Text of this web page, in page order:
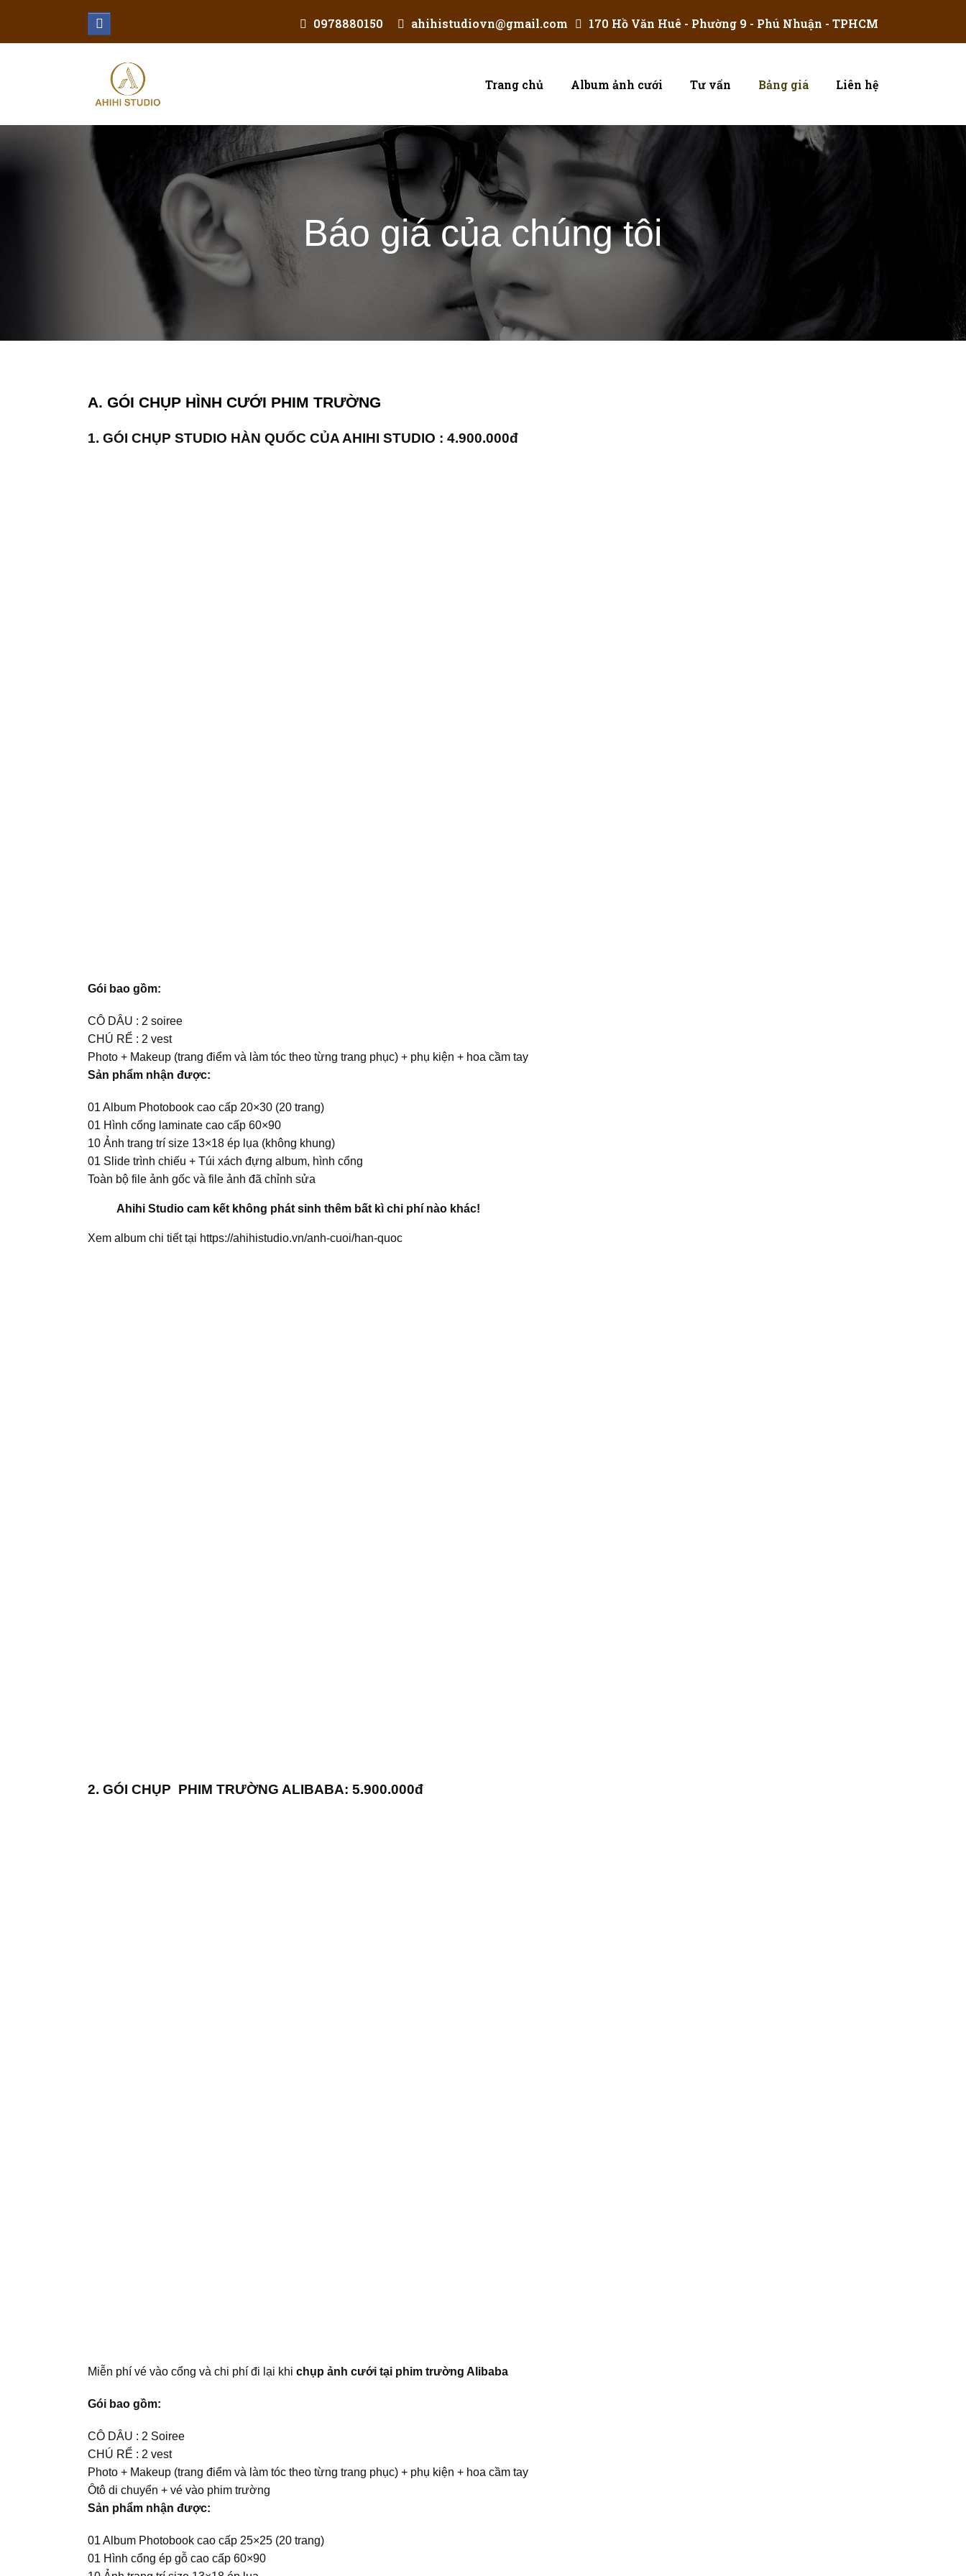
0978880150 ahihistudiovn@gmail.com 170 Hồ Văn Huê - Phường 9 - Phú Nhuận - TPHCM
Trang chủ Album ảnh cưới Tư vấn Bảng giá Liên hệ
Báo giá của chúng tôi
A. GÓI CHỤP HÌNH CƯỚI PHIM TRƯỜNG
1. GÓI CHỤP STUDIO HÀN QUỐC CỦA AHIHI STUDIO : 4.900.000đ
Gói bao gồm:
CÔ DÂU : 2 soiree
CHÚ RỂ : 2 vest
Photo + Makeup (trang điểm và làm tóc theo từng trang phục) + phụ kiện + hoa cầm tay
Sản phẩm nhận được:
01 Album Photobook cao cấp 20×30 (20 trang)
01 Hình cổng laminate cao cấp 60×90
10 Ảnh trang trí size 13×18 ép lụa (không khung)
01 Slide trình chiếu + Túi xách đựng album, hình cổng
Toàn bộ file ảnh gốc và file ảnh đã chỉnh sửa
Ahihi Studio cam kết không phát sinh thêm bất kì chi phí nào khác!
Xem album chi tiết tại https://ahihistudio.vn/anh-cuoi/han-quoc
2. GÓI CHỤP PHIM TRƯỜNG ALIBABA: 5.900.000đ
Miễn phí vé vào cổng và chi phí đi lại khi chụp ảnh cưới tại phim trường Alibaba
Gói bao gồm:
CÔ DÂU : 2 Soiree
CHÚ RỂ : 2 vest
Photo + Makeup (trang điểm và làm tóc theo từng trang phục) + phụ kiện + hoa cầm tay
Ôtô di chuyển + vé vào phim trường
Sản phẩm nhận được:
01 Album Photobook cao cấp 25×25 (20 trang)
01 Hình cổng ép gỗ cao cấp 60×90